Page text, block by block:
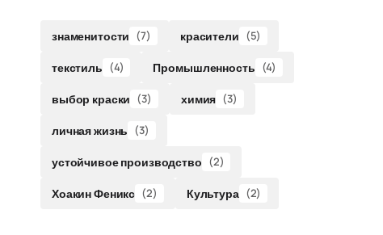
знаменитости (7) красители (5)
текстиль (4) Промышленность (4)
выбор краски (3) химия (3)
личная жизнь (3)
устойчивое производство (2)
Хоакин Феникс (2) Культура (2)